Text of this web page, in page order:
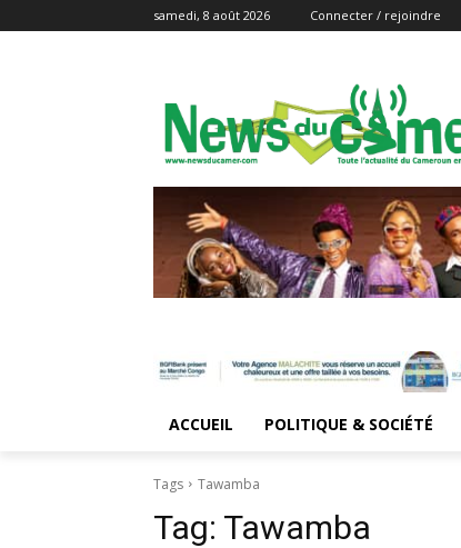
samedi, 8 août 2026 Connecter / rejoindre
ACCUEIL POLITIQUE & SOCIÉTÉ
Tags Tawamba
Tag: Tawamba